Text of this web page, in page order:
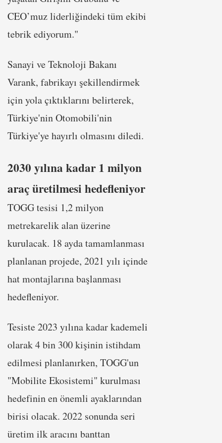
CEO’muz liderliğindeki tüm ekibi
tebrik ediyorum."
Sanayi ve Teknoloji Bakanı
Varank, fabrikayı şekillendirmek
için yola çıktıklarını belirterek,
Türkiye'nin Otomobili'nin
Türkiye'ye hayırlı olmasını diledi.
2030 yılına kadar 1 milyon
araç üretilmesi hedefleniyor
TOGG tesisi 1,2 milyon
metrekarelik alan üzerine
kurulacak. 18 ayda tamamlanması
planlanan projede, 2021 yılı içinde
hat montajlarına başlanması
hedefleniyor.
Tesiste 2023 yılına kadar kademeli
olarak 4 bin 300 kişinin istihdam
edilmesi planlanırken, TOGG'un
"Mobilite Ekosistemi" kurulması
hedefinin en önemli ayaklarından
birisi olacak. 2022 sonunda seri
üretim ilk aracını banttan